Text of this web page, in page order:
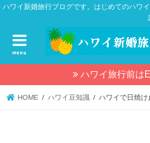
ハワイ新婚旅行ブログです。はじめてのハワ
menu
ハワイ旅行前は
HOME ハワイ豆知識 ハワイで日焼け